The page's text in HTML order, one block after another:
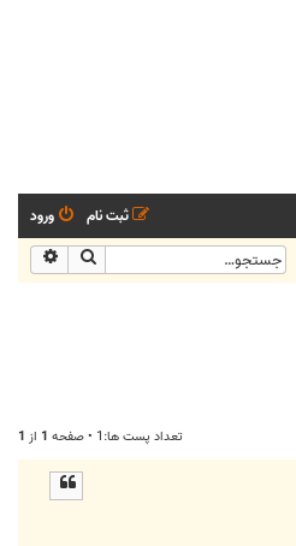
ورود
ثبت نام
جستجو
تعداد پست ها:1 • صفحه 1 از 1